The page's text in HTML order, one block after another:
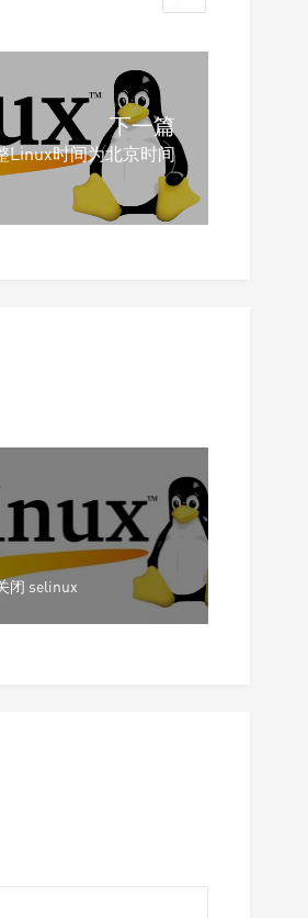
下一篇
Linux时间为北京时间
闭 selinux